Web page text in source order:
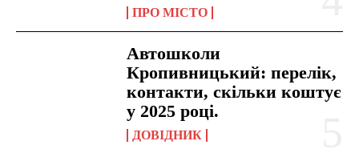
ПРО МІСТО
Автошколи
Кропивницький: перелік,
контакти, скільки коштує
у 2025 році.
ДОВІДНИК